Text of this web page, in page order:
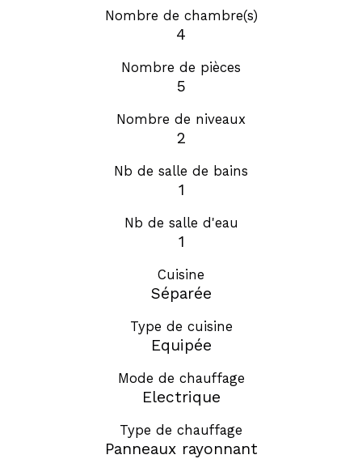
Nombre de chambre(s)
4
Nombre de pièces
5
Nombre de niveaux
2
Nb de salle de bains
1
Nb de salle d'eau
1
Cuisine
Séparée
Type de cuisine
Equipée
Mode de chauffage
Electrique
Type de chauffage
Panneaux rayonnant